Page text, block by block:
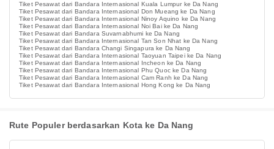
Tiket Pesawat dari Bandara Internasional Kuala Lumpur ke Da Nang
Tiket Pesawat dari Bandara Internasional Don Mueang ke Da Nang
Tiket Pesawat dari Bandara Internasional Ninoy Aquino ke Da Nang
Tiket Pesawat dari Bandara Internasional Noi Bai ke Da Nang
Tiket Pesawat dari Bandara Suvarnabhumi ke Da Nang
Tiket Pesawat dari Bandara Internasional Tan Son Nhat ke Da Nang
Tiket Pesawat dari Bandara Changi Singapura ke Da Nang
Tiket Pesawat dari Bandara Internasional Taoyuan Taipei ke Da Nang
Tiket Pesawat dari Bandara Internasional Incheon ke Da Nang
Tiket Pesawat dari Bandara Internasional Phu Quoc ke Da Nang
Tiket Pesawat dari Bandara Internasional Cam Ranh ke Da Nang
Tiket Pesawat dari Bandara Internasional Hong Kong ke Da Nang
Rute Populer berdasarkan Kota ke Da Nang